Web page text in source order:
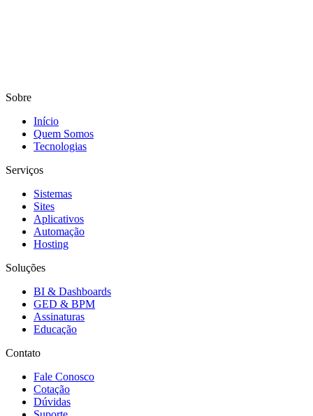
Sobre
Início
Quem Somos
Tecnologias
Serviços
Sistemas
Sites
Aplicativos
Automação
Hosting
Soluções
BI & Dashboards
GED & BPM
Assinaturas
Educação
Contato
Fale Conosco
Cotação
Dúvidas